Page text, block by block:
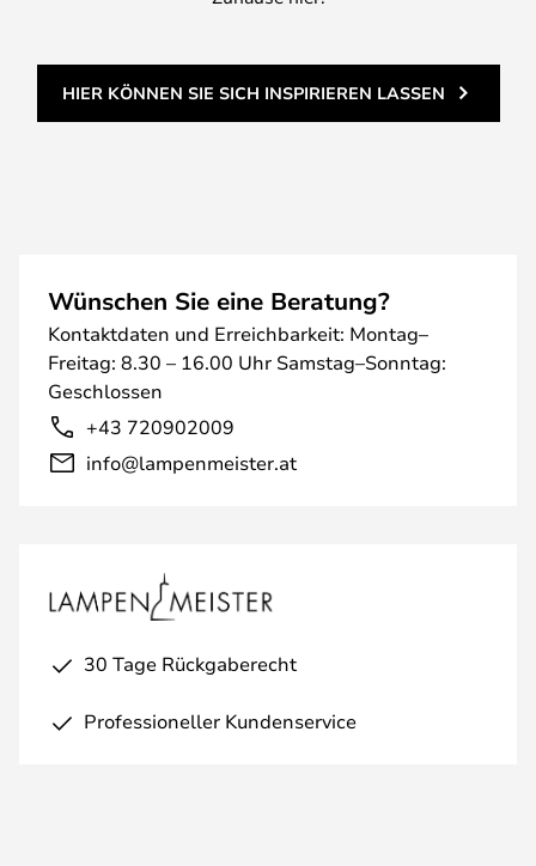
HIER KÖNNEN SIE SICH INSPIRIEREN LASSEN
Wünschen Sie eine Beratung?
Kontaktdaten und Erreichbarkeit: Montag–
Freitag: 8.30 – 16.00 Uhr Samstag–Sonntag:
Geschlossen
+43 720902009
info@lampenmeister.at
30 Tage Rückgaberecht
Professioneller Kundenservice